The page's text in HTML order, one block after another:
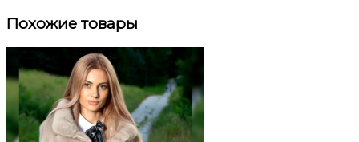
Похожие товары